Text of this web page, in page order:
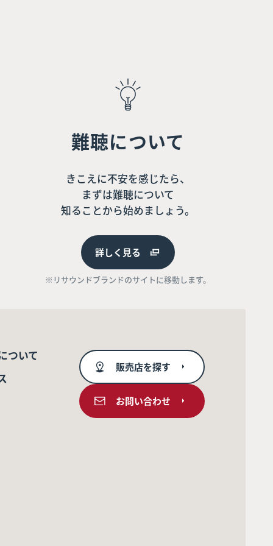
難聴について
きこえに不安を感じたら、
まずは難聴について
知ることから始めましょう。
詳しく見る
※リサウンドブランドのサイトに移動します。
ついて
販売店を探す
お問い合わせ